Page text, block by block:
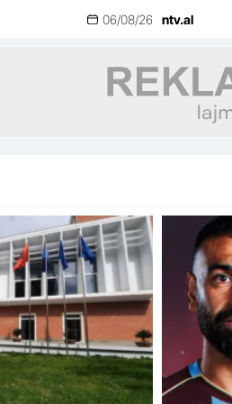
06/08/26 ntv.al